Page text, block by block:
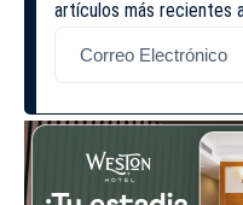
artículos más recientes